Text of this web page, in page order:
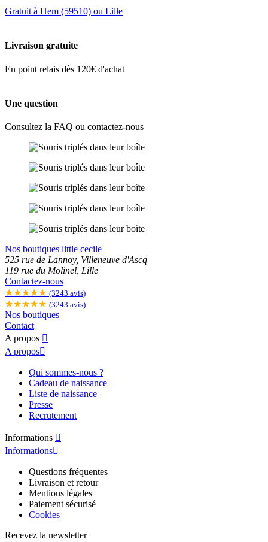
Gratuit à Hem (59510) ou Lille
Livraison gratuite
En point relais dès 120€ d'achat
Une question
Consultez la FAQ ou contactez-nous
Nos boutiques little cecile
525 rue de Lannoy, Villeneuve d'Ascq
119 rue du Molinel, Lille
Contactez-nous
★★★★★ (3243 avis)
★★★★★ (3243 avis)
Nos boutiques
Contact
A propos 
A propos
Qui sommes-nous ?
Cadeau de naissance
Liste de naissance
Presse
Recrutement
Informations 
Informations
Questions fréquentes
Livraison et retour
Mentions légales
Paiement sécurisé
Cookies
Recevez la newsletter